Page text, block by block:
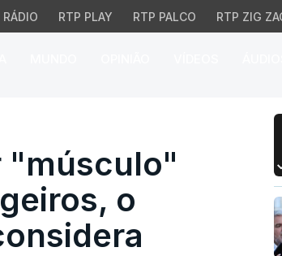
RÁDIO RTP PLAY RTP PALCO RTP ZIG
na
"músculo"
o